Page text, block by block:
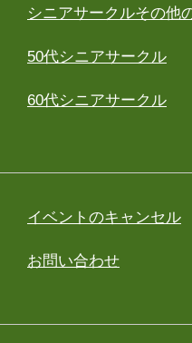
シニアサークルその他
50代シニアサークル
60代シニアサークル
イベントのキャンセル
お問い合わせ